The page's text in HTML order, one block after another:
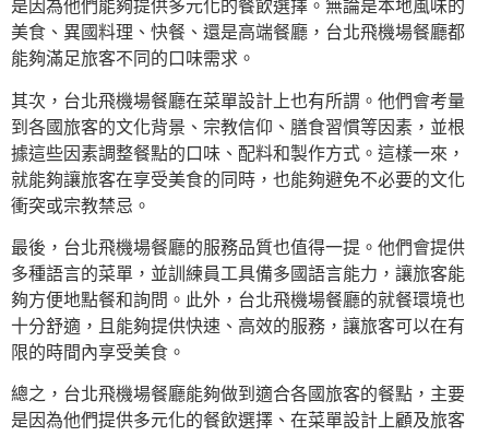
是因為他們能夠提供多元化的餐飲選擇。無論是本地風味的
美食、異國料理、快餐、還是高端餐廳，台北飛機場餐廳都
能夠滿足旅客不同的口味需求。
其次，台北飛機場餐廳在菜單設計上也有所謂。他們會考量
到各國旅客的文化背景、宗教信仰、膳食習慣等因素，並根
據這些因素調整餐點的口味、配料和製作方式。這樣一來，
就能夠讓旅客在享受美食的同時，也能夠避免不必要的文化
衝突或宗教禁忌。
最後，台北飛機場餐廳的服務品質也值得一提。他們會提供
多種語言的菜單，並訓練員工具備多國語言能力，讓旅客能
夠方便地點餐和詢問。此外，台北飛機場餐廳的就餐環境也
十分舒適，且能夠提供快速、高效的服務，讓旅客可以在有
限的時間內享受美食。
總之，台北飛機場餐廳能夠做到適合各國旅客的餐點，主要
是因為他們提供多元化的餐飲選擇、在菜單設計上顧及旅客